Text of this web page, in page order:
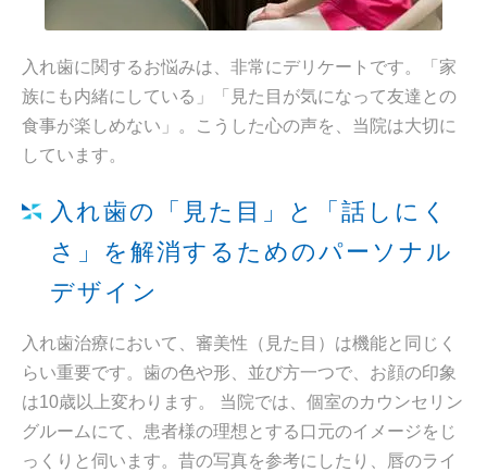
入れ歯に関するお悩みは、非常にデリケートです。「家
族にも内緒にしている」「見た目が気になって友達との
食事が楽しめない」。こうした心の声を、当院は大切に
しています。
入れ歯の「見た目」と「話しにく
さ」を解消するためのパーソナル
デザイン
入れ歯治療において、審美性（見た目）は機能と同じく
らい重要です。歯の色や形、並び方一つで、お顔の印象
は10歳以上変わります。 当院では、個室のカウンセリン
グルームにて、患者様の理想とする口元のイメージをじ
っくりと伺います。昔の写真を参考にしたり、唇のライ